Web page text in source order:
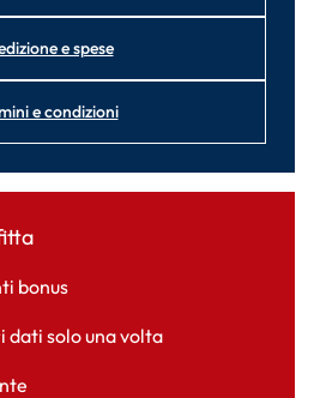
e spese
e condizioni
bonus
dati solo una volta